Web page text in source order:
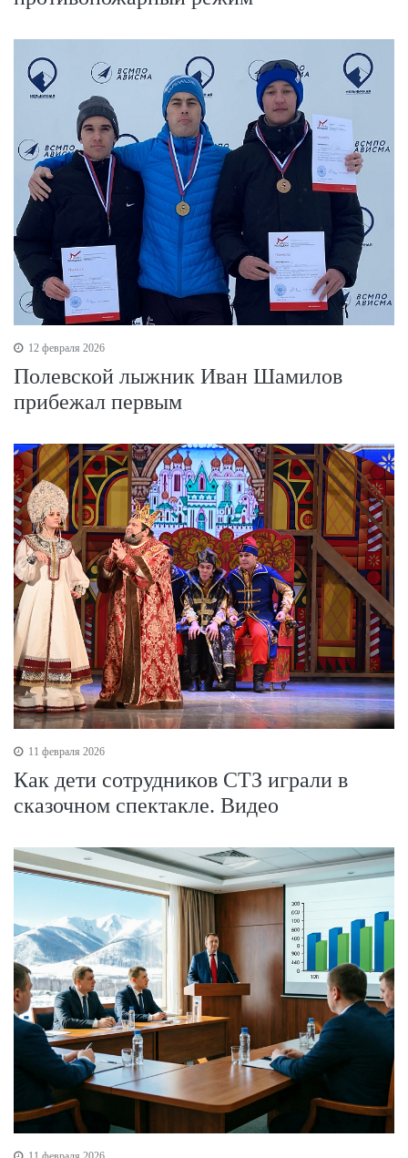
12 февраля 2026
Полевской лыжник Иван Шамилов
прибежал первым
11 февраля 2026
Как дети сотрудников СТЗ играли в
сказочном спектакле. Видео